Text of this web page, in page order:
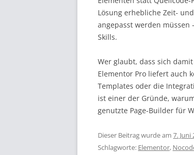
Lösung erhebliche Zeit-
angepasst werden
Skills.
Wer glaubt, dass sich
Elementor Pro liefert auch
Templates oder die
ist einer der Gründe,
genutzte Page-Builder für
Dieser Beitrag wurde am 7. Juni
Schlagworte: Elementor,